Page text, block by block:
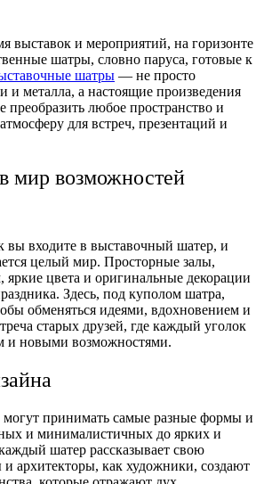
выставок и мероприятий, на горизонте
шатры, словно паруса, готовые к
шатры — не просто
и металла, а настоящие произведения
преобразить любое пространство и
для встреч, презентаций и
мир возможностей
вы входите в выставочный шатер, и
целый мир. Просторные залы,
яркие цвета и оригинальные декорации
Здесь, под куполом шатра,
обменяться идеями, вдохновением и
старых друзей, где каждый уголок
и новыми возможностями.
принимать самые разные формы и
и минималистичных до ярких и
шатер рассказывает свою
архитекторы, как художники, создают